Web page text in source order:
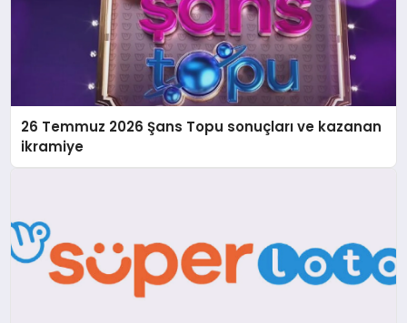
26 Temmuz 2026 Şans Topu sonuçları ve kazanan
ikramiye